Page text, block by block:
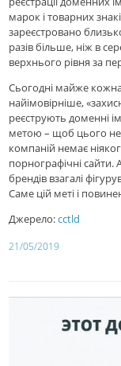
марок і товарних
зареєстровано
разів більше, ніж в
верхнього рівня за
Сьогодні майже кожна
найімовірніше,
реєструють доменні
метою – щоб цього не
компаній немає
порнографічні
брендів взагалі
Саме цій меті і
Джерело:cctld
21/05/2019